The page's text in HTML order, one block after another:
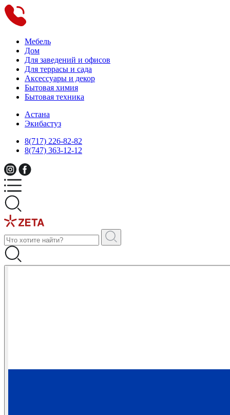
Мебель
Дом
Для заведений и офисов
Для террасы и сада
Аксессуары и декор
Бытовая химия
Бытовая техника
Астана
Экибастуз
8(717) 226-82-82
8(747) 363-12-12